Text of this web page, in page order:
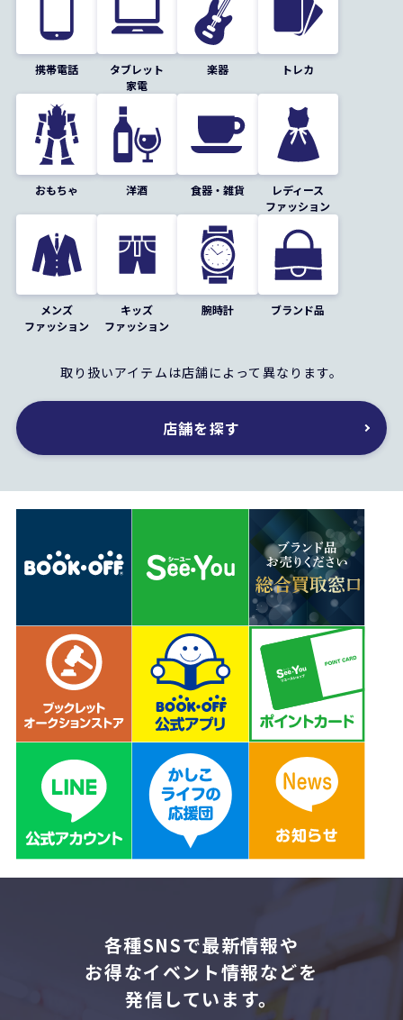
携帯電話
タブレット
家電
楽器 トレカ
おもちゃ 洋酒 食器・雑貨
レディース
ファッション
メンズ
ファッション
キッズ
ファッション
腕時計 ブランド品
取り扱いアイテムは店舗によって異なります。
店舗を探す
各種SNSで最新情報や
お得なイベント情報などを
発信しています。